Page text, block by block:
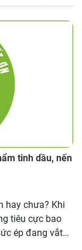
tinh dầu, nến
hay chưa? Khi
tiêu cực bao
ép đang vắt